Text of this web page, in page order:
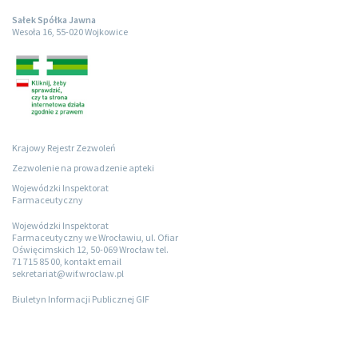
Sałek Spółka Jawna
Wesoła 16, 55-020 Wojkowice
Krajowy Rejestr Zezwoleń
Zezwolenie na prowadzenie apteki
Wojewódzki Inspektorat
Farmaceutyczny
Wojewódzki Inspektorat
Farmaceutyczny we Wrocławiu, ul. Ofiar
Oświęcimskich 12, 50-069 Wrocław tel.
71 715 85 00, kontakt email
sekretariat@wif.wroclaw.pl
Biuletyn Informacji Publicznej GIF